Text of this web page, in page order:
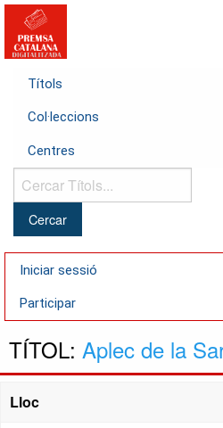
Títols
Col·leccions
Centres
Cercar
Títols...
Iniciar sessió
Participar
TÍTOL: Aplec de la
Lloc